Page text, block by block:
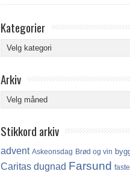
Kategorier
Kategorier
Arkiv
Arkiv
Stikkord arkiv
advent Askeonsdag Brød og vin
Caritas dugnad Farsund faste